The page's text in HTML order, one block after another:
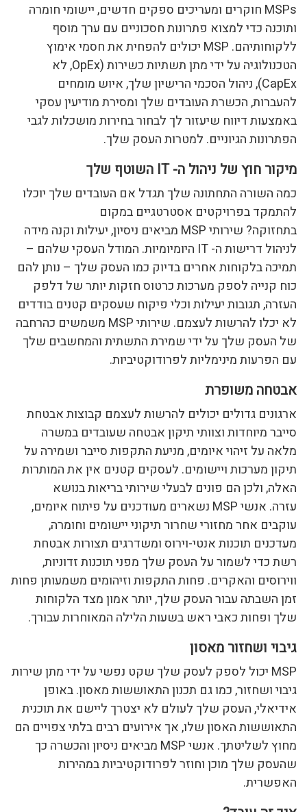
MSPs חוקרים ומעריכים ספקים חדשים, יישומי חומרה
ותוכנה כדי למצוא פתרונות חסכוניים עם ערך מוסף
ללקוחותיהם. MSP יכולים להפחית את חסמי אימוץ
הטכנולוגיה על ידי מתן תשתיות כשירות (OpEx, לא
CapEx), ניהול הסכמי הרישיון שלך, איוש מומחים
להעברות, הכשרת העובדים שלך ומסירת מודיעין עסקי
באמצעות דיווח שיעזור לך לבחור בחירות מושכלות לגבי
הפתרונות הגיוניים. למטרות העסק שלך.
מיקור חוץ של ניהול ה- IT השוטף שלך
כמה השורה התחתונה שלך תגדל אם העובדים שלך יוכלו
להתמקד בפרויקטים אסטרטגיים במקום
בתחזוקה? שירותי MSP מביאים ניסיון, יעילות וקנה מידה
לניהול דרישות ה- IT היומיומיות. המודל העסקי שלהם –
תמיכה בלקוחות אחרים בדיוק כמו העסק שלך – נותן להם
כוח קנייה לספק מערכות כרטוס חזקות יותר של דלפק
העזרה, תגובות יעילות וכלי פיקוח שעסקים קטנים בודדים
לא יכלו להרשות לעצמם. שירותי MSP משמשים כהרחבה
של העסק שלך על ידי שמירת התשתית והמחשבים שלך
עם הפרעות מינימליות לפרודוקטיביות.
אבטחה משופרת
ארגונים גדולים יכולים להרשות לעצמם קבוצות אבטחת
סייבר מיוחדות וצוותי תיקון אבטחה שעובדים במשרה
מלאה על זיהוי איומים, מניעת התקפות סייבר ושמירה על
תיקון מערכות ויישומים. לעסקים קטנים אין את המותרות
האלה, ולכן הם פונים לבעלי שירותי בריאות בנושא
עזרה. אנשי MSP נשארים מעודכנים על פיתוח איומים,
עוקבים אחר מחזורי שחרור תיקוני יישומים וחומרה,
מעדכנים תוכנות אנטי-וירוס ומשדרגים תצורות אבטחת
רשת כדי לשמור על העסק שלך מפני תוכנות זדוניות,
ווירוסים והאקרים. פחות התקפות וזיהומים משמעותן פחות
זמן השבתה עבור העסק שלך, יותר אמון מצד הלקוחות
שלך ופחות כאבי ראש בשעות הלילה המאוחרות עבורך.
גיבוי ושחזור מאסון
MSP יכול לספק לעסק שלך שקט נפשי על ידי מתן שירות
גיבוי ושחזור, כמו גם תכנון התאוששות מאסון. באופן
אידיאלי, העסק שלך לעולם לא יצטרך ליישם את תוכנית
התאוששות האסון שלו, אך אירועים רבים בלתי צפויים הם
מחוץ לשליטתך. אנשי MSP מביאים ניסיון והכשרה כך
שהעסק שלך מוכן וחוזר לפרודוקטיביות במהירות
האפשרית.